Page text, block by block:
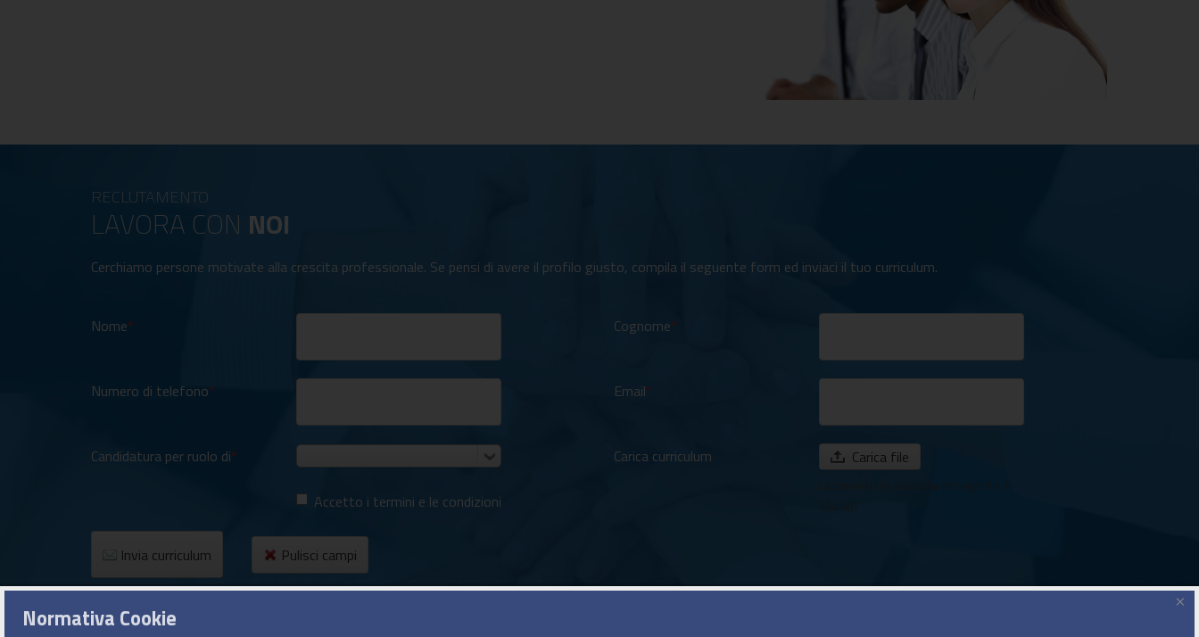
RECLUTAMENTO
LAVORA CON NOI
Cerchiamo persone motivate alla crescita professionale. Se pensi di avere il profilo giusto, compila il seguente form ed inviaci il tuo curriculum.
Nome
Numero di telefono
Candidatura per ruolo di
Accetto i termini e le condizioni
Invia curriculum Pulisci campi
Cognome
Email
Carica curriculum Carica file
×
Normativa Cookie